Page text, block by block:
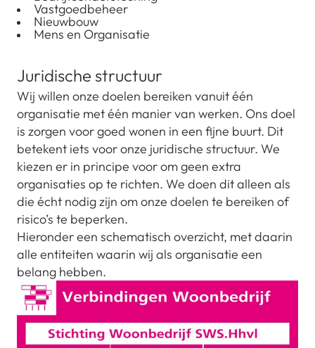
Vastgoedbeheer
Nieuwbouw
Mens en Organisatie
Juridische structuur
Wij willen onze doelen bereiken vanuit één
organisatie met één manier van werken. Ons doel
is zorgen voor goed wonen in een fijne buurt. Dit
betekent iets voor onze juridische structuur. We
kiezen er in principe voor om geen extra
organisaties op te richten. We doen dit alleen als
die écht nodig zijn om onze doelen te bereiken of
risico’s te beperken.
Hieronder een schematisch overzicht, met daarin
alle entiteiten waarin wij als organisatie een
belang hebben.